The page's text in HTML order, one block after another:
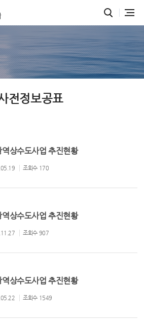
전정보공표
상수도사업 추진현황
조회수 170
상수도사업 추진현황
조회수 907
상수도사업 추진현황
조회수 1549